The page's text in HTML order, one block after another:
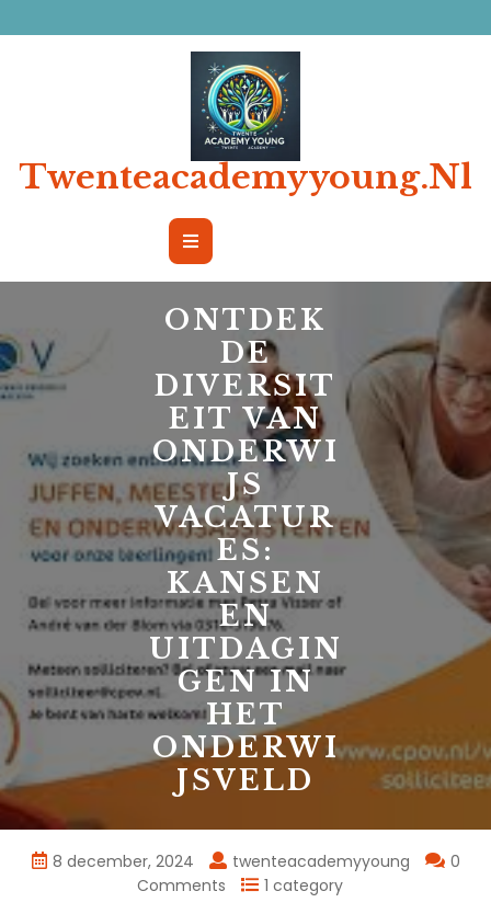
naar
Twenteacademyyoung.nl
Open
Button
ONTDEK
DE
DIVERSIT
EIT VAN
ONDERWI
JS
VACATUR
ES:
KANSEN
EN
UITDAGIN
GEN IN
HET
ONDERWI
JSVELD
8 december, 2024 twenteacademyyoung
0
Comments
1 category